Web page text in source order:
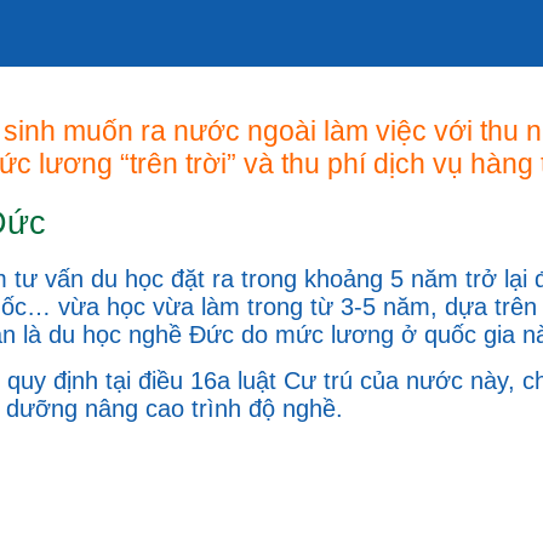
muốn ra nước ngoài làm việc với thu
lương “trên trời” và thu phí dịch vụ hàng
vấn du học đặt ra trong khoảng 5 năm trở
vừa học vừa làm trong từ 3-5 năm, dựa
là du học nghề Đức do mức lương ở quốc gia
định tại điều 16a luật Cư trú của nước này,
nâng cao trình độ nghề.